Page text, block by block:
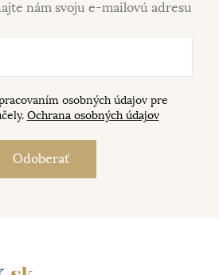
nám svoju e-mailovú adresu
osobných údajov pre
Ochrana osobných údajov